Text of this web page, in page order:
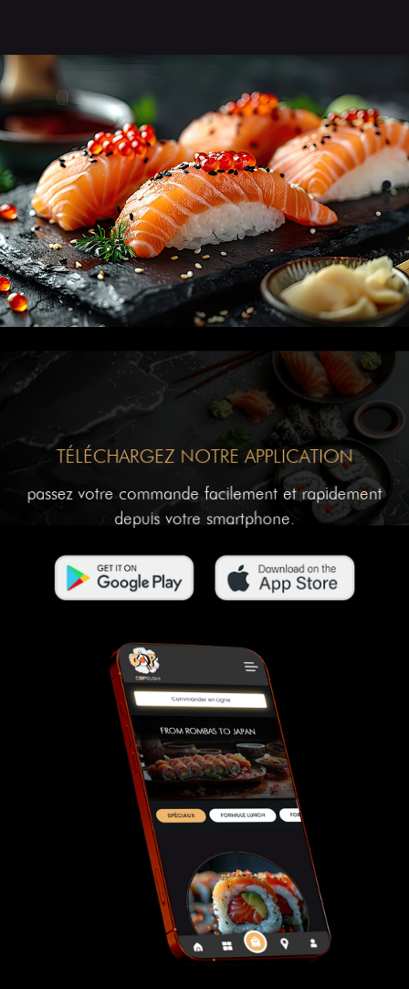
TÉLÉCHARGEZ NOTRE APPLICATION
passez votre commande facilement et rapidement
depuis votre smartphone.